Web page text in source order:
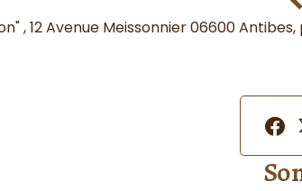
, 12 Avenue Meissonnier 06600 Antibes,